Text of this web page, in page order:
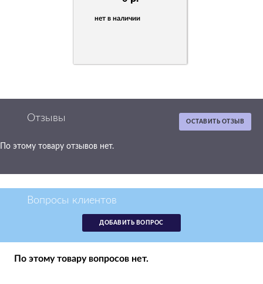
нет в наличии
ОСТАВИТЬ ОТЗЫВ
Отзывы
По этому товару отзывов нет.
ДОБАВИТЬ ВОПРОС
Вопросы клиентов
По этому товару вопросов нет.